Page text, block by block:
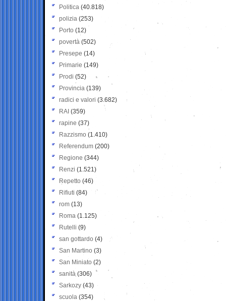
Politica (40.818)
polizia (253)
Porto (12)
povertà (502)
Presepe (14)
Primarie (149)
Prodi (52)
Provincia (139)
radici e valori (3.682)
RAI (359)
rapine (37)
Razzismo (1.410)
Referendum (200)
Regione (344)
Renzi (1.521)
Repetto (46)
Rifiuti (84)
rom (13)
Roma (1.125)
Rutelli (9)
san gottardo (4)
San Martino (3)
San Miniato (2)
sanità (306)
Sarkozy (43)
scuola (354)